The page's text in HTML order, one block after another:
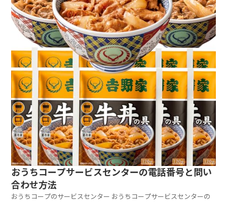
おうちコープサービスセンターの電話番号と問い
合わせ方法
おうちコープのサービスセンター おうちコープサービスセンターの